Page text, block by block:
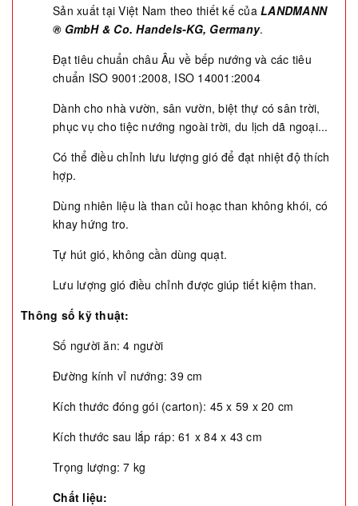
Sản xuất tại Việt Nam theo thiết kế của LANDMANN
® GmbH & Co. Handels-KG, Germany.
Đạt tiêu chuẩn châu Âu về bếp nướng và các tiêu
chuẩn ISO 9001:2008, ISO 14001:2004
Dành cho nhà vườn, sân vườn, biệt thự có sân trời,
phục vụ cho tiệc nướng ngoài trời, du lịch dã ngoại...
Có thể điều chỉnh lưu lượng gió để đạt nhiệt độ thích
hợp.
Dùng nhiên liệu là than củi hoạc than không khói, có
khay hứng tro.
Tự hút gió, không cần dùng quạt.
Lưu lượng gió điều chỉnh được giúp tiết kiệm than.
Thông số kỹ thuật:
Số người ăn: 4 người
Đường kính vỉ nướng: 39 cm
Kích thước đóng gói (carton): 45 x 59 x 20 cm
Kích thước sau lắp ráp: 61 x 84 x 43 cm
Trọng lượng: 7 kg
Chất liệu: